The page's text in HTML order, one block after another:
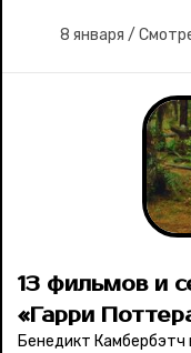
Секспросвет
Великие
Ваши истории
8 января /
13 фильмов и
«Гарри
Бенедикт Камбербэтч